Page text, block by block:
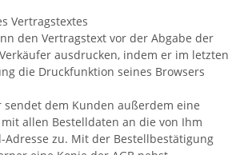
Vertragstextes
den Vertragstext vor der Abgabe der
ausdrucken, indem er im letzten
die Druckfunktion seines Browsers
sendet dem Kunden außerdem eine
allen Bestelldaten an die von Ihm
Adresse zu. Mit der Bestellbestätigung